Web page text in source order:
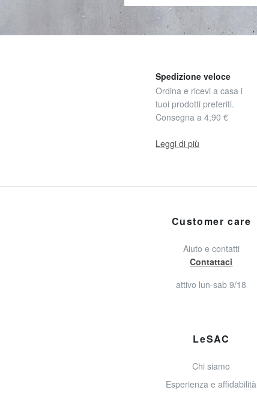
Spedizione veloce
Ordina e ricevi a casa i
tuoi prodotti preferiti.
Consegna a 4,90 €
Leggi di più
Customer care
Aiuto e contatti
Contattaci
attivo lun-sab 9/18
LeSAC
Chi siamo
Esperienza e affidabilità